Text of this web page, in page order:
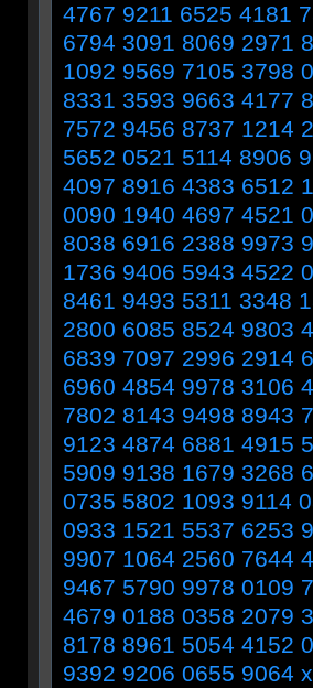
4767 9211 6525 4181
6794 3091 8069 2971
1092 9569 7105 3798
8331 3593 9663 4177
7572 9456 8737 1214
5652 0521 5114 8906
4097 8916 4383 6512
0090 1940 4697 4521
8038 6916 2388 9973
1736 9406 5943 4522
8461 9493 5311 3348
2800 6085 8524 9803
6839 7097 2996 2914
6960 4854 9978 3106
7802 8143 9498 8943
9123 4874 6881 4915
5909 9138 1679 3268
0735 5802 1093 9114
0933 1521 5537 6253
9907 1064 2560 7644
9467 5790 9978 0109
4679 0188 0358 2079
8178 8961 5054 4152
9392 9206 0655 9064